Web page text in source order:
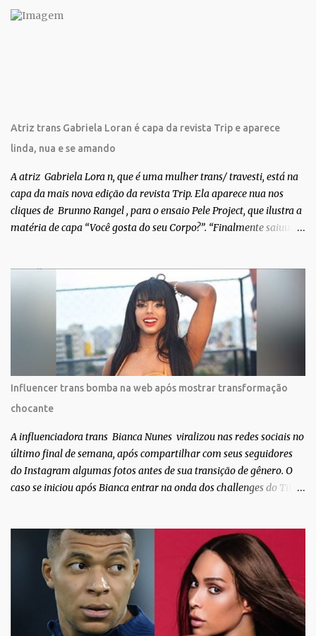
r
Atriz trans Gabriela Loran é capa da revista Trip e aparece
linda, nua e se amando
A atriz Gabriela Lora n, que é uma mulher trans/ travesti, está na
capa da mais nova edição da revista Trip. Ela aparece nua nos
cliques de Brunno Rangel , para o ensaio Pele Project, que ilustra a
matéria de capa “Você gosta do seu Corpo?”. “Finalmente saiuuu!!!
convidarem para esse projeto incrível, que fala acima de tudo
sobre amor. Todo carinho do mundo para a Dri da Trip que foi a
ponte disso tudo”, escreveu Gabriela. Gabriela classificou a capa
como linda e a matéria que envolvem 180 histórias (e corpos nus)
de gente que se apaixonou pela própria pele – como
extraordinária. O Pele Projetc tem como objetivo fotografar e
expor uma diversidade de corpos nus, ressaltando a beleza das
especificidades físicas. A atriz se tornou nacionalmente conhecida
após fazer uma participação especial na novela teen Malhação, da
TV Globo. Na trama, ela inte...
Influencer trans bomba na web após mostrar transformação
chocante
A influenciadora trans Bianca Nunes viralizou nas redes sociais no
último final de semana, após compartilhar com seus seguidores
do Instagram algumas fotos antes de sua transição de gênero. O
caso se iniciou após Bianca entrar na onda dos challenges do Tik
Bianca aparece ainda muito jovem e usando roupas masculinas,
após algumas fotos diferentes, ela finalmente aparece usando um
biquíni fio dental, com cabelo longo e seios. Através do Instagram,
a morena desabafou como foi passar um período da sua vida no
exército brasileiro. Segundo Bianca, ela apenas se alistou como
uma forma de provar que sua identidade de gênero não seria algo